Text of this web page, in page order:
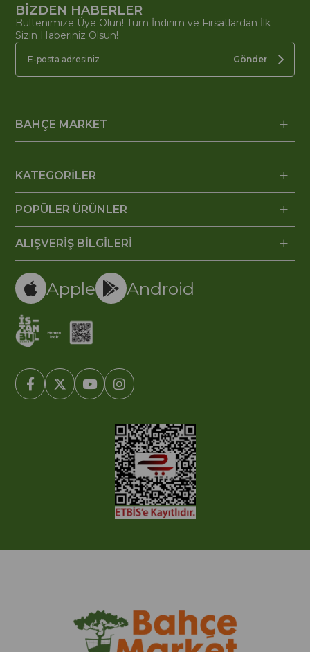
BİZDEN HABERLER
Bültenimize Üye Olun! Tüm İndirim ve Fırsatlardan İlk
Sizin Haberiniz Olsun!
Gönder
BAHÇE MARKET
KATEGORİLER
POPÜLER ÜRÜNLER
ALIŞVERİŞ BİLGİLERİ
Apple Android